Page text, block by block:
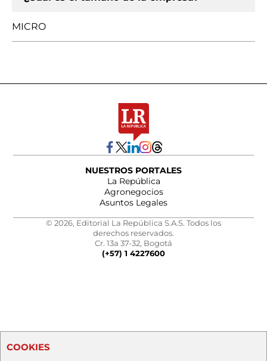
MICRO
NUESTROS PORTALES
La República
Agronegocios
Asuntos Legales
© 2026, Editorial La República S.A.S. Todos los
derechos reservados.
Cr. 13a 37-32, Bogotá
(+57) 1 4227600
COOKIES